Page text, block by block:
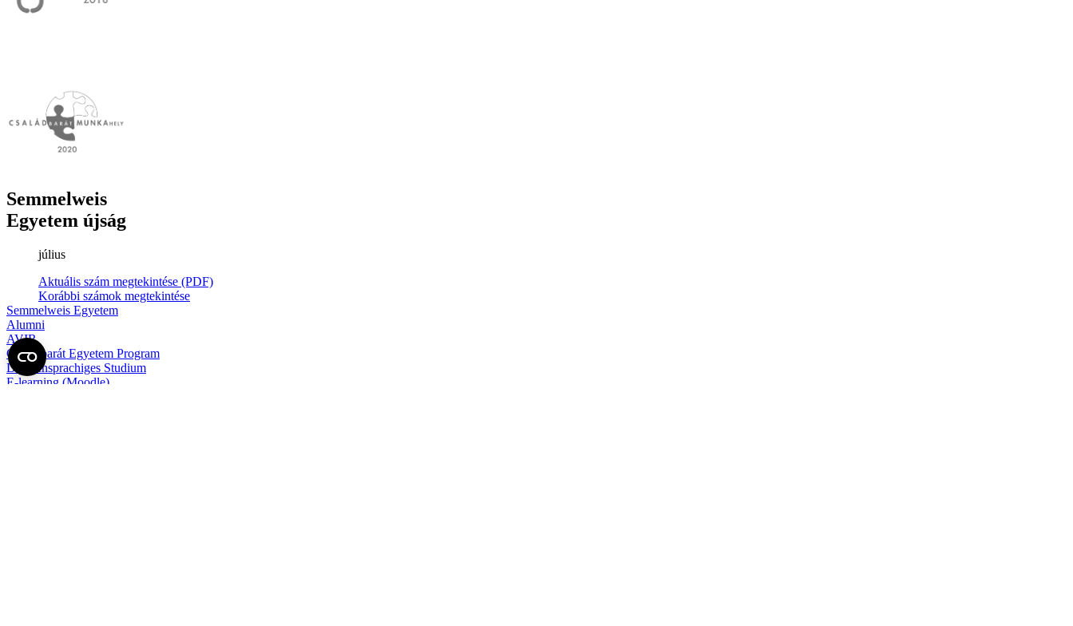
Semmelweis
Egyetem újság
július
Aktuális szám megtekintése (PDF)
Korábbi számok megtekintése
Semmelweis Egyetem
Alumni
AVIR
Családbarát Egyetem Program
Deutschsprachiges Studium
E-learning (Moodle)